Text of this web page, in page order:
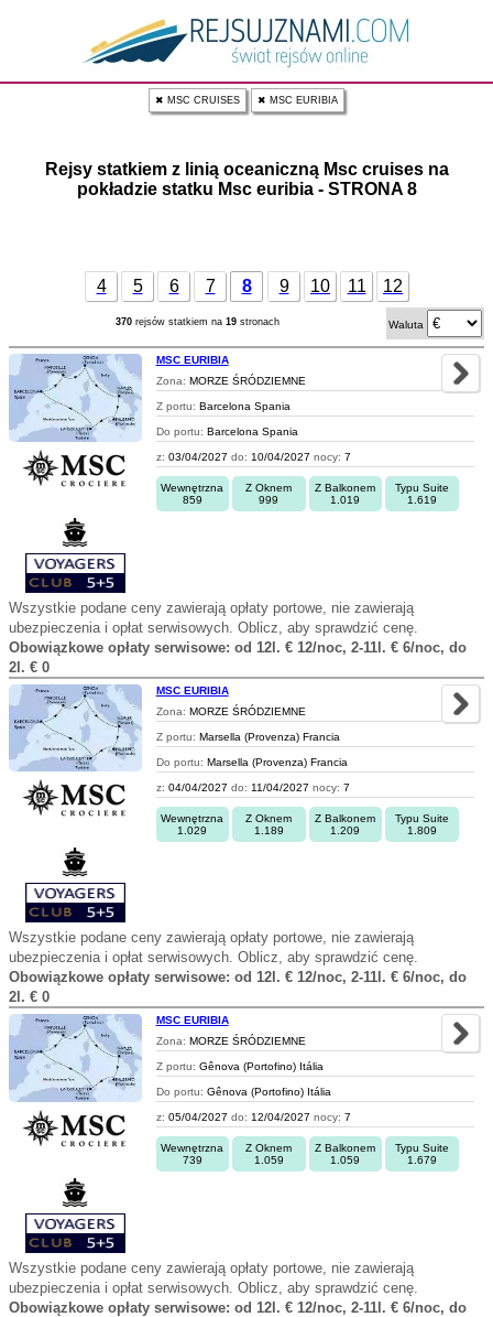
✖ MSC CRUISES ✖ MSC EURIBIA
Rejsy statkiem z linią oceaniczną Msc cruises na
pokładzie statku Msc euribia - STRONA 8
4 5 6 7 8 9 10 11 12
370 rejsów statkiem na 19 stronach Waluta
MSC EURIBIA
Zona: MORZE ŚRÓDZIEMNE
Z portu: Barcelona Spania
Do portu: Barcelona Spania
z: 03/04/2027 do: 10/04/2027 nocy: 7
Wewnętrzna
859
Z Oknem
999
Z Balkonem
1.019
Typu Suite
1.619
Wszystkie podane ceny zawierają opłaty portowe, nie zawierają
ubezpieczenia i opłat serwisowych. Oblicz, aby sprawdzić cenę.
Obowiązkowe opłaty serwisowe: od 12l. € 12/noc, 2-11l. € 6/noc, do
2l. € 0
MSC EURIBIA
Zona: MORZE ŚRÓDZIEMNE
Z portu: Marsella (Provenza) Francia
Do portu: Marsella (Provenza) Francia
z: 04/04/2027 do: 11/04/2027 nocy: 7
Wewnętrzna
1.029
Z Oknem
1.189
Z Balkonem
1.209
Typu Suite
1.809
Wszystkie podane ceny zawierają opłaty portowe, nie zawierają
ubezpieczenia i opłat serwisowych. Oblicz, aby sprawdzić cenę.
Obowiązkowe opłaty serwisowe: od 12l. € 12/noc, 2-11l. € 6/noc, do
2l. € 0
MSC EURIBIA
Zona: MORZE ŚRÓDZIEMNE
Z portu: Gênova (Portofino) Itália
Do portu: Gênova (Portofino) Itália
z: 05/04/2027 do: 12/04/2027 nocy: 7
Wewnętrzna
739
Z Oknem
1.059
Z Balkonem
1.059
Typu Suite
1.679
Wszystkie podane ceny zawierają opłaty portowe, nie zawierają
ubezpieczenia i opłat serwisowych. Oblicz, aby sprawdzić cenę.
Obowiązkowe opłaty serwisowe: od 12l. € 12/noc, 2-11l. € 6/noc, do